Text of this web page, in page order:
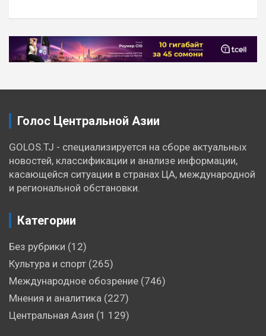
Голос Центральной Азии
GOLOS.TJ - специализируется на сборе актуальных
новостей, классификации и анализе информации,
касающейся ситуации в странах ЦА, международной
и региональной обстановки.
Категории
Без рубрики (12)
Культура и спорт (265)
Международное обозрение (746)
Мнения и аналитика (227)
Центральная Азия (1 129)